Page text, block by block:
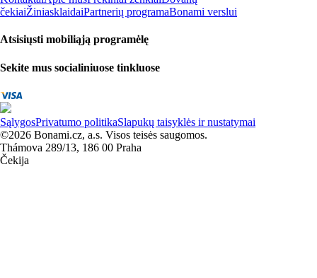
čekiaiŽiniasklaidaiPartnerių programaBonami verslui
Atsisiųsti mobiliąją programėlę
Sekite mus socialiniuose tinkluose
SąlygosPrivatumo politikaSlapukų taisyklės ir nustatymai
©2026 Bonami.cz, a.s. Visos teisės saugomos.
Thámova 289/13, 186 00 Praha
Čekija